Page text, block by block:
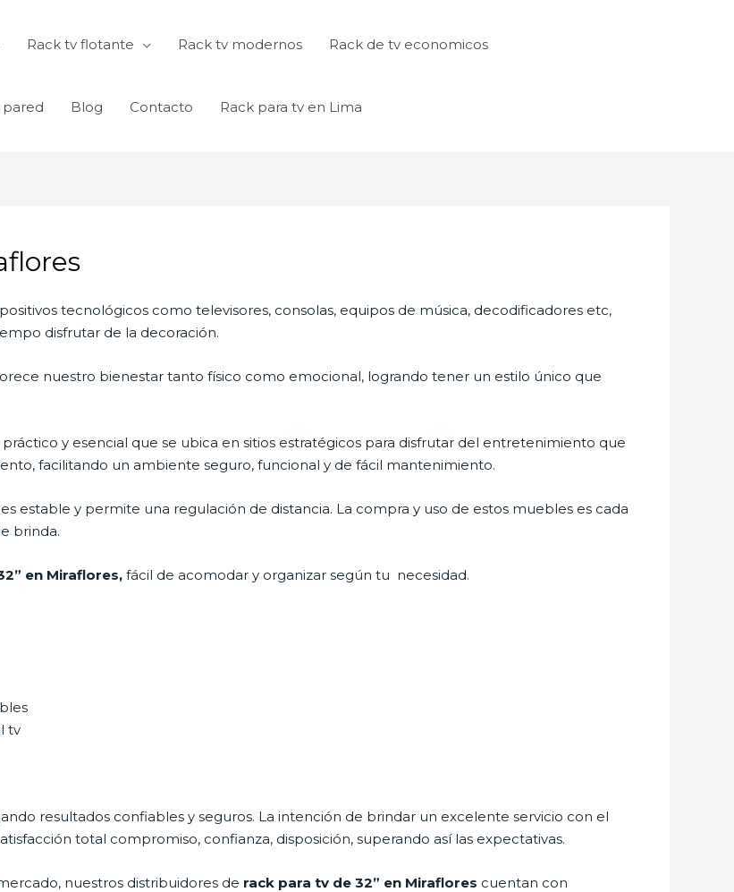
Rack tv flotante Rack tv modernos Rack de tv economicos
pared Blog Contacto Rack para tv en Lima
tecnológicos como televisores, consolas, equipos de música, decodificadores etc,
disfrutar de la decoración.
nuestro bienestar tanto físico como emocional, logrando tener un estilo único que
y esencial que se ubica en sitios estratégicos para disfrutar del entretenimiento que
facilitando un ambiente seguro, funcional y de fácil mantenimiento.
estable y permite una regulación de distancia. La compra y uso de estos muebles es cada
brinda.
en Miraflores, fácil de acomodar y organizar según tu necesidad.
tv
resultados confiables y seguros. La intención de brindar un excelente servicio con el
total compromiso, confianza, disposición, superando así las expectativas.
nuestros distribuidores de rack para tv de 32” en Miraflores cuentan con